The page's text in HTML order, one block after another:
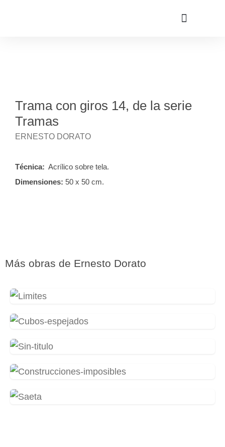
Trama con giros 14, de la serie
Tramas
ERNESTO DORATO
Técnica: Acrílico sobre tela.
Dimensiones: 50 x 50 cm.
Más obras de Ernesto Dorato